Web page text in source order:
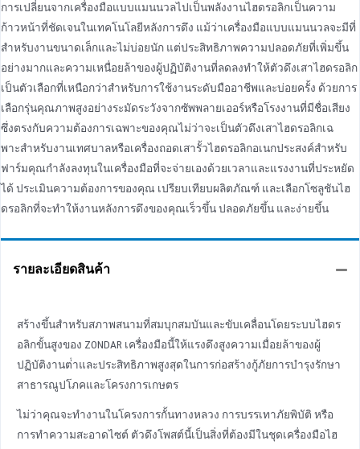
การเปลี่ยนจากเครื่องมือแบบแมนนวลไปเป็นพลังงานไฮดรอลิกเป็นความ
ก้าวหน้าที่ชัดเจนในเทคโนโลยีหลังการดึง แม้ว่าเครื่องมือแบบแมนนวลจะมีที่
สําหรับงานขนาดเล็กและไม่บ่อยนัก แต่ประสิทธิภาพความปลอดภัยที่เพิ่มขึ้น
อย่างมากและความเหนื่อยล้าของผู้ปฏิบัติงานที่ลดลงทําให้ตัวดึงเสาไฮดรอลิก
เป็นตัวเลือกที่เหนือกว่าสําหรับการใช้งานระดับมืออาชีพและบ่อยครั้ง ด้วยการ
เลือกรุ่นคุณภาพสูงอย่างระมัดระวังจากซัพพลายเออร์หรือโรงงานที่มีชื่อเสียง
ซึ่งตรงกับความต้องการเฉพาะของคุณไม่ว่าจะเป็นตัวดึงเสาไฮดรอลิกเฉ
พาะสําหรับงานเทศบาลหรือเครื่องถอดเสารั้วไฮดรอลิกอเนกประสงค์สําหรับ
ฟาร์มคุณกําลังลงทุนในเครื่องมือที่จะจ่ายเองด้วยเวลาและแรงงานที่ประหยัด
ได้ ประเมินความต้องการของคุณ เปรียบเทียบผลิตภัณฑ์ และเลือกโซลูชันไฮ
ดรอลิกที่จะทําให้งานหลังการดึงของคุณเร็วขึ้น ปลอดภัยขึ้น และง่ายขึ้น
รายละเอียดสินค้า
สร้างขึ้นสําหรับสภาพสนามที่สมบุกสมบันและขับเคลื่อนโดยระบบไฮดร
อลิกขั้นสูงของ ZONDAR เครื่องมือนี้ให้แรงดึงสูงความเมื่อยล้าของผู้
ปฏิบัติงานต่ําและประสิทธิภาพสูงสุดในการก่อสร้างกู้ภัยการบํารุงรักษา
สาธารณูปโภคและโครงการเกษตร
ไม่ว่าคุณจะทํางานในโครงการกั้นทางหลวง การบรรเทาภัยพิบัติ หรือ
การทําความสะอาดไซต์ ตัวดึงโพสต์นี้เป็นสิ่งที่ต้องมีในชุดเครื่องมือไฮ